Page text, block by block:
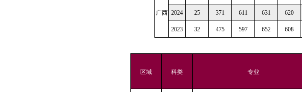
广西 2024 25 371 611 631 620
2023 32 475 597 652 608
区域 科类 专业